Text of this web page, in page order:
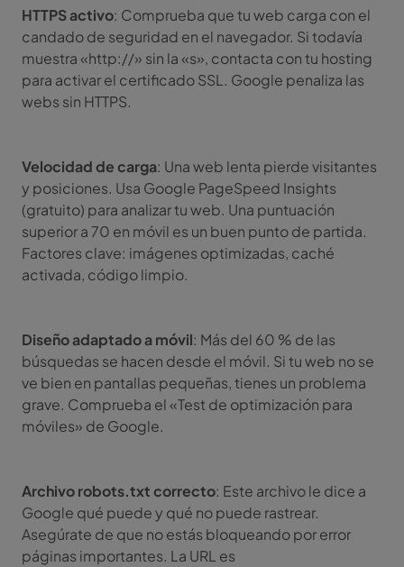
HTTPS activo: Comprueba que tu web carga con el
candado de seguridad en el navegador. Si todavía
muestra «http://» sin la «s», contacta con tu hosting
para activar el certificado SSL. Google penaliza las
webs sin HTTPS.
Velocidad de carga: Una web lenta pierde visitantes
y posiciones. Usa Google PageSpeed Insights
(gratuito) para analizar tu web. Una puntuación
superior a 70 en móvil es un buen punto de partida.
Factores clave: imágenes optimizadas, caché
activada, código limpio.
Diseño adaptado a móvil: Más del 60 % de las
búsquedas se hacen desde el móvil. Si tu web no se
ve bien en pantallas pequeñas, tienes un problema
grave. Comprueba el «Test de optimización para
móviles» de Google.
Archivo robots.txt correcto: Este archivo le dice a
Google qué puede y qué no puede rastrear.
Asegúrate de que no estás bloqueando por error
páginas importantes. La URL es